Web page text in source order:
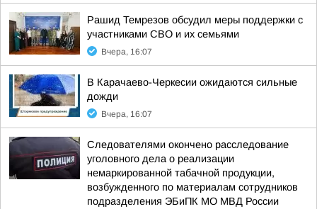
Рашид Темрезов обсудил меры поддержки с
участниками СВО и их семьями
Вчера, 16:07
В Карачаево-Черкесии ожидаются сильные
дожди
Вчера, 16:07
Следователями окончено расследование
уголовного дела о реализации
немаркированной табачной продукции,
возбужденного по материалам сотрудников
подразделения ЭБиПК МО МВД России